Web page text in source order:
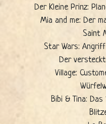
Der Kleine Prinz:
Mia and me: Der
Saint
Star Wars:
Der
Village:
Bibi & Tina: Das